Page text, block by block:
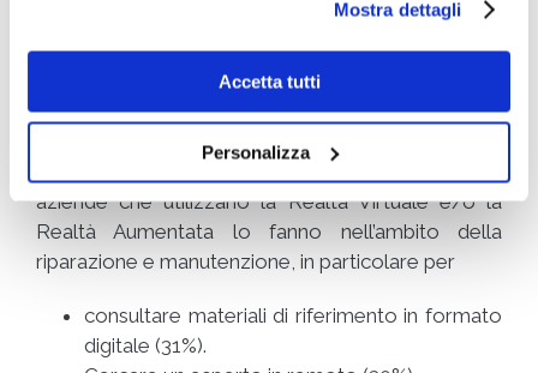
Mostra dettagli
Accetta tutti
Personalizza
I settori automobilistico, manifatturiero e dei
servizi pubblici utilizzano l’AR e la VR per la
riparazione e la manutenzione, per la
aziende che utilizzano la Realtà Virtuale e/o la
Realtà Aumentata lo fanno nell’ambito della
riparazione e manutenzione, in particolare per
consultare materiali di riferimento in formato
digitale (31%).